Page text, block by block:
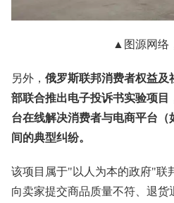
▲图源网络
另外， 俄罗斯联邦消费者权益及
部联合推出电子投诉书实验项
台在线解决消费者与电商平台（
间的典型纠纷。
该项目属于"以人为本的政府"联
向卖家提交商品质量不符、退